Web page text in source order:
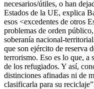
necesarios/útiles, o han
Estados de la UE, explica
esos <excedentes de otros
problemas de orden
soberanía nacional-
que son ejército de reserva
terrorismo. Eso es lo que, a
de los refugiados. Y así,
distinciones afinadas ni de
clasificarla para su